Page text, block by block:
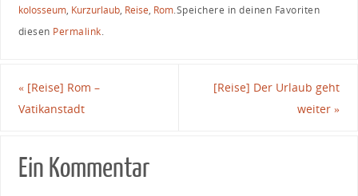
kolosseum, Kurzurlaub, Reise, Rom.Speichere in deinen Favoriten
diesen Permalink.
«[Reise] Rom –
Vatikanstadt
[Reise] Der Urlaub geht
weiter»
Ein Kommentar